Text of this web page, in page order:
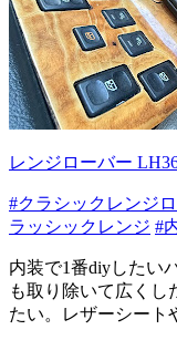
レンジローバー
#クラシックレンジ
ラッシックレンジ #
内装で1番diyしたい
も取り除いて広くし
たい。レザーシート